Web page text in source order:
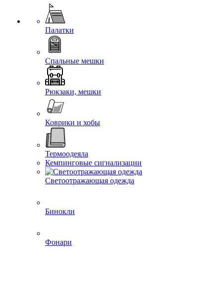
Палатки
Спальные мешки
Рюкзаки, мешки
Коврики и хобы
Термоодеяла
Кемпинговые сигнализации
Светоотражающая одежда
Бинокли
Фонари